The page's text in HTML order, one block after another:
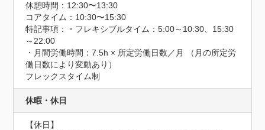
休憩時間：12:30〜13:30
コアタイム：10:30〜15:30
特記事項：・フレキシブルタイム：5:00～10:30、15:30
～22:00
・月間労働時間：7.5h × 所定労働日数／月 （月の所定労
働日数により変動あり）
フレックスタイム制
休暇・休日
【休日】